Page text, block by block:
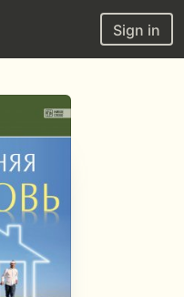
Sign in